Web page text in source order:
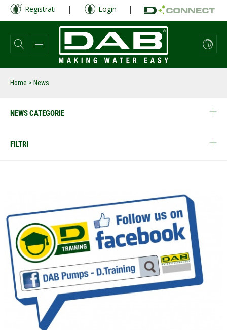
Salta
contenuto
principale
Registrati | Login |
Home > News
NEWS CATEGORIE
FILTRI